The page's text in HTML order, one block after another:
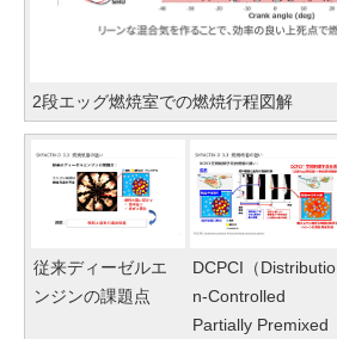
2段エッグ燃焼室での燃焼行程図解
従来ディーゼルエ
ンジンの課題点
DCPCI（Distributio
n-Controlled
Partially Premixed